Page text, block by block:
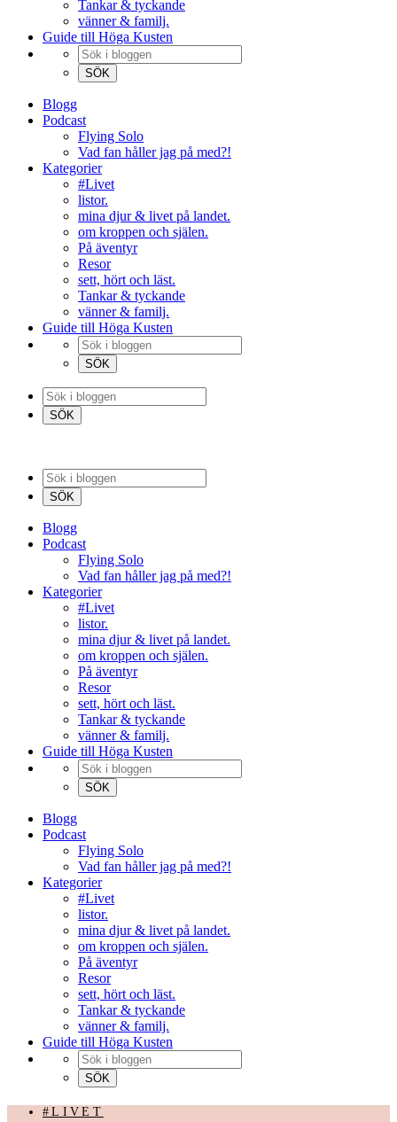
Tankar & tyckande
vänner & familj.
Guide till Höga Kusten
Blogg
Podcast
Flying Solo
Vad fan håller jag på med?!
Kategorier
#Livet
listor.
mina djur & livet på landet.
om kroppen och själen.
På äventyr
Resor
sett, hört och läst.
Tankar & tyckande
vänner & familj.
Guide till Höga Kusten
Blogg
Podcast
Flying Solo
Vad fan håller jag på med?!
Kategorier
#Livet
listor.
mina djur & livet på landet.
om kroppen och själen.
På äventyr
Resor
sett, hört och läst.
Tankar & tyckande
vänner & familj.
Guide till Höga Kusten
Blogg
Podcast
Flying Solo
Vad fan håller jag på med?!
Kategorier
#Livet
listor.
mina djur & livet på landet.
om kroppen och själen.
På äventyr
Resor
sett, hört och läst.
Tankar & tyckande
vänner & familj.
Guide till Höga Kusten
#LIVET